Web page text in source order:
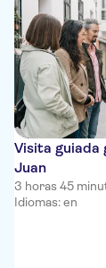
Visita guiada
Juan
3 horas 45
Idiomas: en